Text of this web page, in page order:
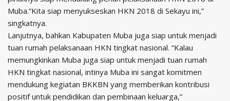
Muba.”Kita siap menyukseskan HKN 2018 di Sekayu ini,”
singkatnya.
Lanjutnya, bahkan Kabupaten Muba juga siap untuk menjadi
tuan rumah pelaksanaan HKN tingkat nasional. “Kalau
memungkinkan Muba juga siap untuk menjadi tuan rumah
HKN tingkat nasional, intinya Muba ini sangat komitmen
mendukung kegiatan BKKBN yang memberikan kontribusi
positif untuk pendidikan dan pembinaan keluarga,”